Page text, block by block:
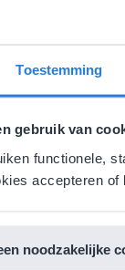
Toestemming
gebruik van
functionele,
accepteren
noodzakelijke